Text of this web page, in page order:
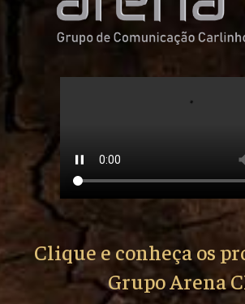
Clique e conheça os
Grupo Arena